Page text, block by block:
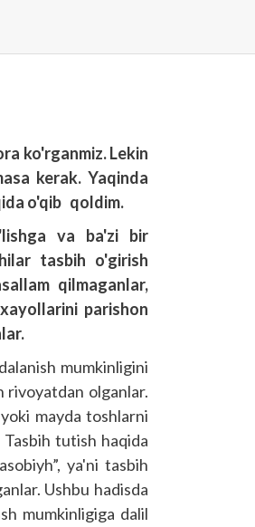
ko'rganmiz. Lekin
kerak. Yaqinda
o'qib qoldim.
va ba'zi bir
tasbih o'girish
qilmaganlar,
parishon
mumkinligini
rivoyatdan olganlar.
mayda toshlarni
tutish haqida
ya'ni tasbih
Ushbu hadisda
mumkinligiga dalil